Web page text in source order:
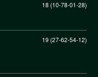
18 (10-78-01-28)
19 (27-62-54-12)